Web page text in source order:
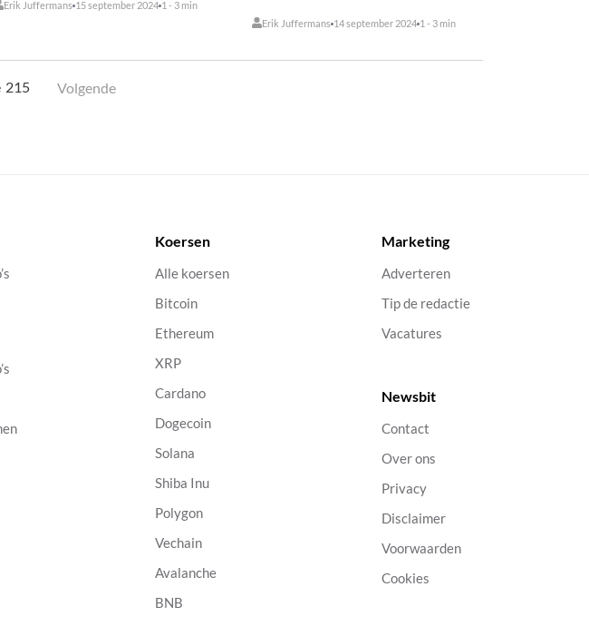
Erik Juffermans 15 september 2024 1 - 3 min
Erik Juffermans 14 september 2024 1 - 3 min
215 Volgende
Koersen
Alle koersen
Bitcoin
Ethereum
XRP
Cardano
Dogecoin
Solana
Shiba Inu
Polygon
Vechain
Avalanche
BNB
Marketing
Adverteren
Tip de redactie
Vacatures
Newsbit
Contact
Over ons
Privacy
Disclaimer
Voorwaarden
Cookies